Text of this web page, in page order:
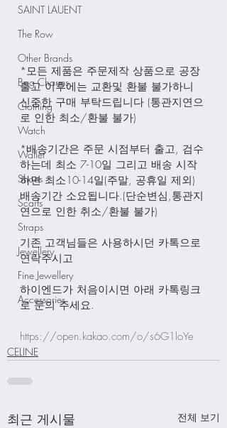
SAINT LAUENT
The Row
Other Brands
Bag Charms
Clothing
Watch
Wallet
Shoes
Scarfs
Straps
Jewellery
Fine Jewellery
Accessories
*모든 제품은 주문제작 상품으로 공장
출고 이후에는 교환및 환불 불가하니
신중한 구매 부탁드립니다 (통관지연으
로 인한 최소/환불 불가)
*배송기간은 주문 시점부터 출고, 검수
하는데 최소 7-10일 그리고 배송 시작
하면 최소10-14일(주말, 공휴일 제외)
배송기간 소요됩니다.(단순변심,통관지
연으로 인한 취소/환불 불가)
기존 고객님들은 사용하시던 카톡으로
연락주시고
하이엔드가 처음이시면 아래 카톡링크
로 문의 주세요.
https://open.kakao.com/o/s6G1loYe
CELINE
최근 게시물 전체 보기